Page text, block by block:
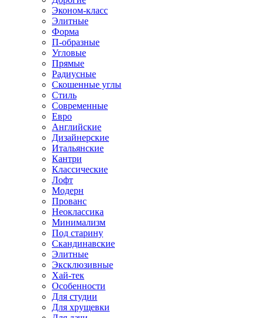
Эконом-класс
Элитные
Форма
П-образные
Угловые
Прямые
Радиусные
Скошенные углы
Стиль
Современные
Евро
Английские
Дизайнерские
Итальянские
Кантри
Классические
Лофт
Модерн
Прованс
Неоклассика
Минимализм
Под старину
Скандинавские
Элитные
Эксклюзивные
Хай-тек
Особенности
Для студии
Для хрущевки